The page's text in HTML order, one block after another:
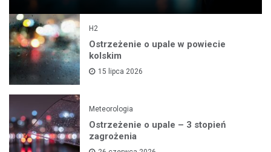
H2
Ostrzeżenie o upale w powiecie
kolskim
15 lipca 2026
Meteorologia
Ostrzeżenie o upale – 3 stopień
zagrożenia